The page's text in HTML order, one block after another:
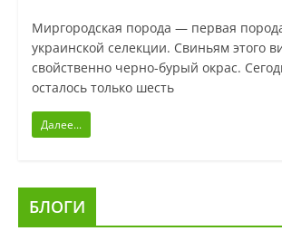
Миргородская порода — первая
украинской селекции. Свиньям этого
свойственно черно-бурый окрас.
осталось только шесть
Далее...
БЛОГИ